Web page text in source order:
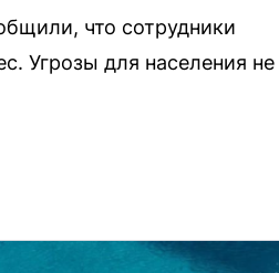
что сотрудники
Угрозы для населения не